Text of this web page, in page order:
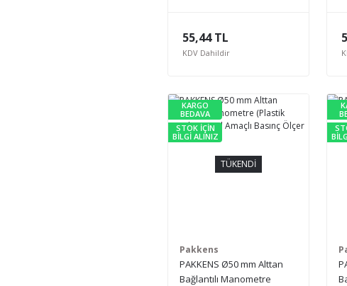
Basınç Ölçer
55,44 TL
KDV Dahildir
TÜKENDİ
KARGO
BEDAVA
STOK İÇİN
BİLGİ ALINIZ
Pakkens
PAKKENS Ø50 mm Alttan
Bağlantılı Manometre